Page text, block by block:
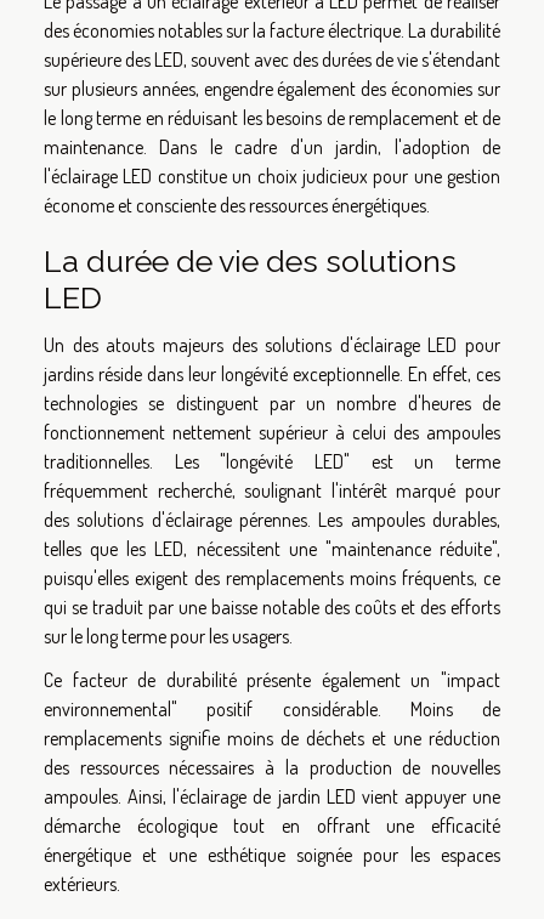
des économies notables sur la facture électrique. La durabilité
supérieure des LED, souvent avec des durées de vie s'étendant
sur plusieurs années, engendre également des économies sur
le long terme en réduisant les besoins de remplacement et de
maintenance. Dans le cadre d'un jardin, l'adoption de
l'éclairage LED constitue un choix judicieux pour une gestion
économe et consciente des ressources énergétiques.
La durée de vie des solutions
LED
Un des atouts majeurs des solutions d'éclairage LED pour
jardins réside dans leur longévité exceptionnelle. En effet, ces
technologies se distinguent par un nombre d'heures de
fonctionnement nettement supérieur à celui des ampoules
traditionnelles. Les "longévité LED" est un terme
fréquemment recherché, soulignant l'intérêt marqué pour
des solutions d'éclairage pérennes. Les ampoules durables,
telles que les LED, nécessitent une "maintenance réduite",
puisqu'elles exigent des remplacements moins fréquents, ce
qui se traduit par une baisse notable des coûts et des efforts
sur le long terme pour les usagers.
Ce facteur de durabilité présente également un "impact
environnemental" positif considérable. Moins de
remplacements signifie moins de déchets et une réduction
des ressources nécessaires à la production de nouvelles
ampoules. Ainsi, l'éclairage de jardin LED vient appuyer une
démarche écologique tout en offrant une efficacité
énergétique et une esthétique soignée pour les espaces
extérieurs.